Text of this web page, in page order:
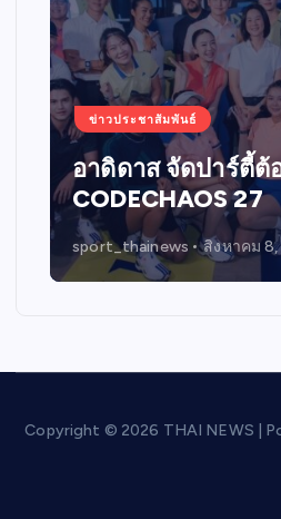
ข่าวประชาสัมพันธ์
อาดิดาส จัดปาร์ตี้ต้
CODECHAOS 27
sport_thainews สิงหาคม
Copyright © 2026 THAI NEWS |